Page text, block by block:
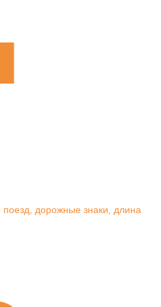
дорожные знаки, длина